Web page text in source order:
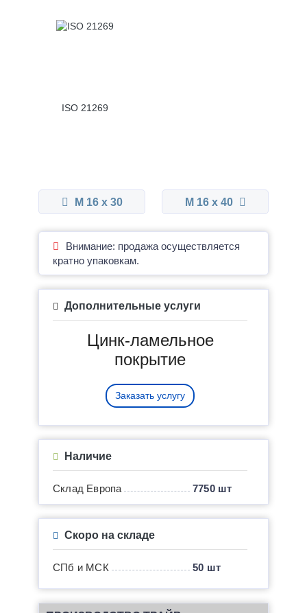
ISO 21269
М 16 x 30 М 16 x 40
Внимание: продажа осуществляется
кратно упаковкам.
Дополнительные услуги
Цинк-ламельное
покрытие
Заказать услугу
Наличие
Склад Европа 7750 шт
Скоро на складе
СПб и МСК 50 шт